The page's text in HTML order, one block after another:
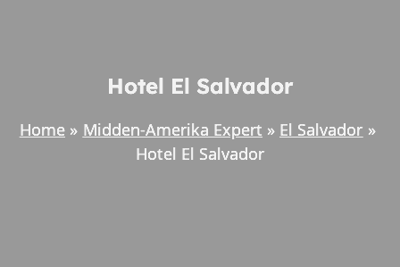
Hotel El Salvador
Home Midden-Amerika Expert
El Salvador
Hotel El Salvador